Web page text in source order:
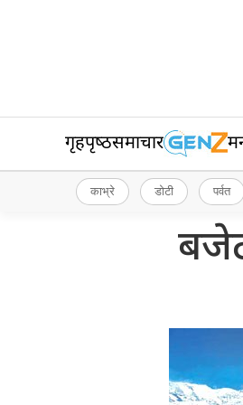
गृहपृष्‍ठसमाचार
काभ्रे डोटी पर्वत